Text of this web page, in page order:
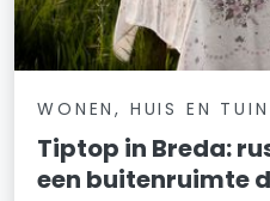
WONEN, HUIS EN TUIN
Tiptop in Breda:
een buitenruimte